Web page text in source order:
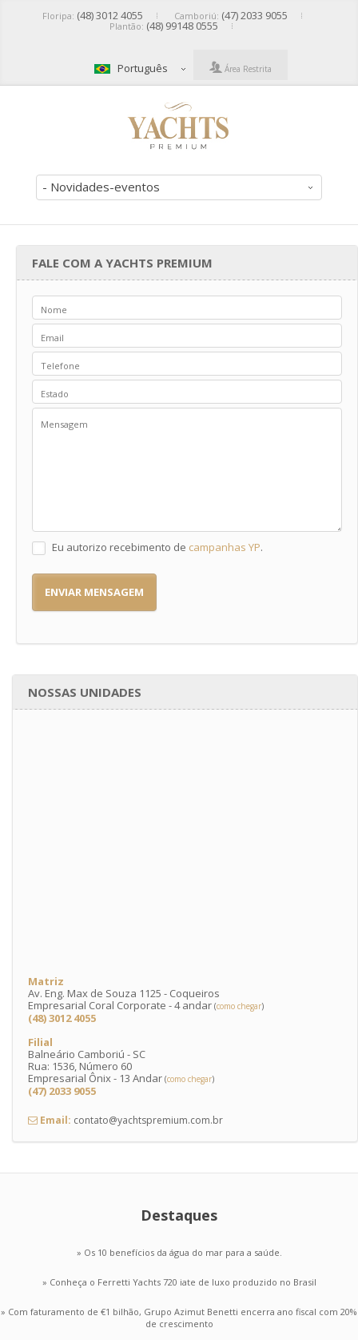
Floripa: (48) 3012 4055 Camboriú: (47) 2033 9055
Plantão: (48) 99148 0555
Português Área Restrita
- Novidades-eventos
FALE COM A YACHTS PREMIUM
Eu autorizo recebimento de campanhas YP.
ENVIAR MENSAGEM
NOSSAS UNIDADES
Matriz
Av. Eng. Max de Souza 1125 - Coqueiros
Empresarial Coral Corporate - 4 andar (como chegar)
(48) 3012 4055
Filial
Balneário Camboriú - SC
Rua: 1536, Número 60
Empresarial Ônix - 13 Andar (como chegar)
(47) 2033 9055
Email: contato@yachtspremium.com.br
Destaques
» Os 10 benefícios da água do mar para a saúde.
» Conheça o Ferretti Yachts 720 iate de luxo produzido no Brasil
» Com faturamento de €1 bilhão, Grupo Azimut Benetti encerra ano fiscal com 20%
de crescimento